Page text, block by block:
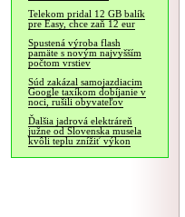
Telekom pridal 12 GB balík
pre Easy, chce zaň 12 eur
Spustená výroba flash
pamäte s novým najvyšším
počtom vrstiev
Súd zakázal samojazdiacim
Google taxíkom dobíjanie v
noci, rušili obyvateľov
Ďalšia jadrová elektráreň
južne od Slovenska musela
kvôli teplu znížiť výkon